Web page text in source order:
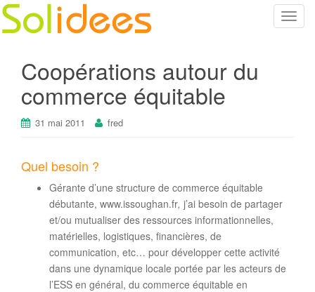
T
Coopérations autour du
commerce équitable
31 mai 2011 fred
Quel besoin ?
Gérante d’une structure de commerce équitable
débutante, www.issoughan.fr, j’ai besoin de partager
et/ou mutualiser des ressources informationnelles,
matérielles, logistiques, financières, de
communication, etc… pour développer cette activité
dans une dynamique locale portée par les acteurs de
l’ESS en général, du commerce équitable en